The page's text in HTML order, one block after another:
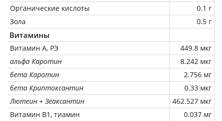
Органические кислоты
0.1 г
Зола
0.5 г
Витамины
Витамин А, РЭ
449.8 мкг
альфа Каротин
8.242 мкг
бета Каротин
2.756 мг
бета Криптоксантин
0.33 мкг
Лютеин + Зеаксантин
462.527 мкг
Витамин В1, тиамин
0.037 мг